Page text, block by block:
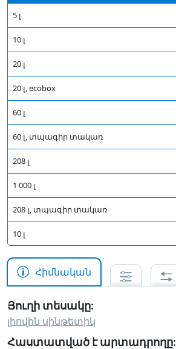
5 լ
10 լ
20 լ
20 լ, ecobox
60 լ
60 լ, տպագիր տակառ
208 լ
1 000 լ
208 լ, տպագիր տակառ
10 լ
Հիմնական
Յուղի տեսակը:
լիովին սինթետիկ
Հաստատված է արտադրողը: